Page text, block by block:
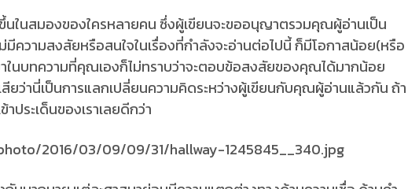
นในสมองของใครหลายคน ซึ่งผู้เขียนจะขออนุญาตรวมคุณผู้อ่านเป็น
ความสงสัยหรือสนใจในเรื่องที่กำลังจะอ่านต่อไปนี้ ก็มีโอกาสน้อย(หรือ
นบทความที่คุณเองก็ไม่ทราบว่าจะตอบข้อสงสัยของคุณได้มากน้อย
ยว่านี่เป็นการแลกเปลี่ยนความคิดระหว่างผู้เขียนกับคุณผู้อ่านแล้วกัน ถ้า
ประเด็นของเราเลยดีกว่า